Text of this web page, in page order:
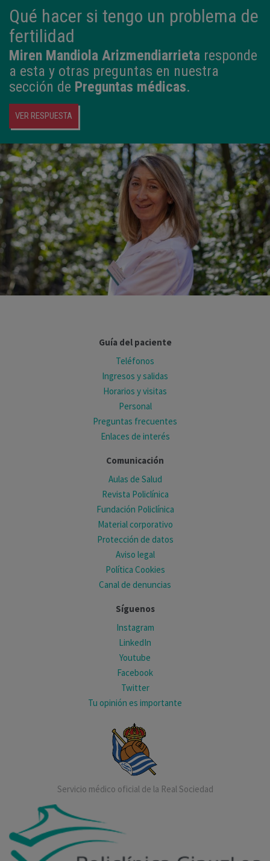
Qué hacer si tengo un problema de
fertilidad
Miren Mandiola Arizmendiarrieta responde
a esta y otras preguntas en nuestra
sección de Preguntas médicas.
VER RESPUESTA
Guía del paciente
Teléfonos
Ingresos y salidas
Horarios y visitas
Personal
Preguntas frecuentes
Enlaces de interés
Comunicación
Aulas de Salud
Revista Policlínica
Fundación Policlínica
Material corporativo
Protección de datos
Aviso legal
Política Cookies
Canal de denuncias
Síguenos
Instagram
LinkedIn
Youtube
Facebook
Twitter
Tu opinión es importante
Servicio médico oficial de la Real Sociedad